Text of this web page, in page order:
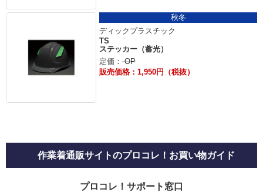
秋冬
ディックプラスチック
TS
ステッカー（蓄光）
定価： OP
販売価格：1,950円（税抜）
作業着通販サイトのプロコレ！お買い物ガイド
プロコレ！サポート窓口